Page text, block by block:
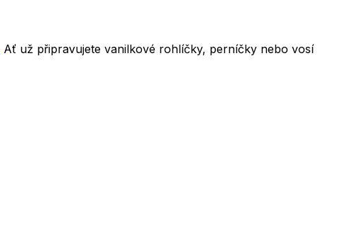
Ať už připravujete vanilkové rohlíčky, perníčky nebo vosí